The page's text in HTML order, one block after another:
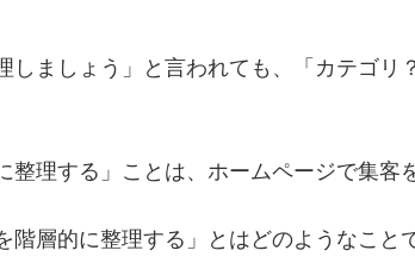
しましょう」と言われても、「カテゴ
整理する」ことは、ホームページで集客
階層的に整理する」とはどのようなこと